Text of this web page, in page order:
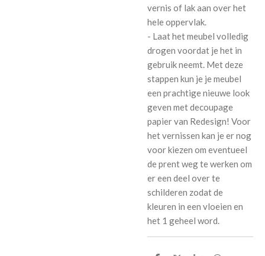
vernis of lak aan over het
hele oppervlak.
- Laat het meubel volledig
drogen voordat je het in
gebruik neemt. Met deze
stappen kun je je meubel
een prachtige nieuwe look
geven met decoupage
papier van Redesign! Voor
het vernissen kan je er nog
voor kiezen om eventueel
de prent weg te werken om
er een deel over te
schilderen zodat de
kleuren in een vloeien en
het 1 geheel word.